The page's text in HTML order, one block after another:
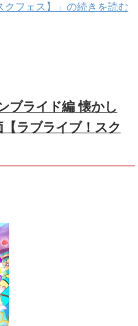
フェス】」の続きを読む
ブライド編 懐かし
ラブライブ！スク